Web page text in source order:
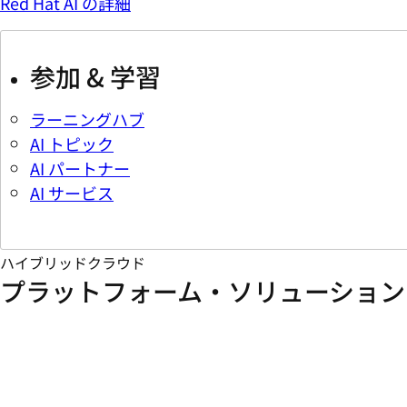
参加 & 学習
ラーニングハブ
AI トピック
AI パートナー
AI サービス
ハイブリッドクラウド
プラットフォーム・ソリューション